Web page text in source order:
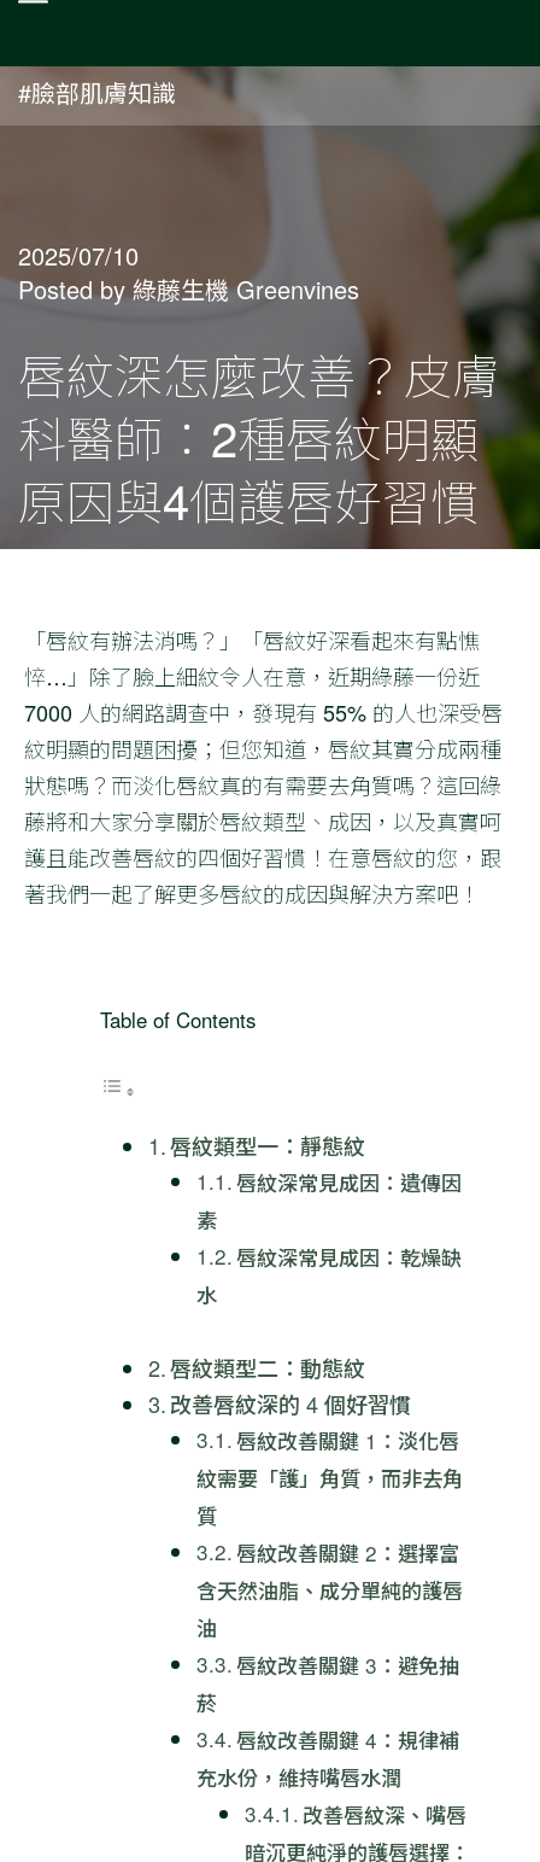
2025/07/10
Posted by 綠藤生機 Greenvines
#臉部肌膚知識
唇紋深怎麼改善？皮膚
科醫師：2種唇紋明顯
原因與4個護唇好習慣
「唇紋有辦法消嗎？」「唇紋好深看起來有點憔
悴…」除了臉上細紋令人在意，近期綠藤一份近
7000 人的網路調查中，發現有 55% 的人也深受唇
紋明顯的問題困擾；但您知道，唇紋其實分成兩種
狀態嗎？而淡化唇紋真的有需要去角質嗎？這回綠
藤將和大家分享關於唇紋類型、成因，以及真實呵
護且能改善唇紋的四個好習慣！在意唇紋的您，跟
著我們一起了解更多唇紋的成因與解決方案吧！
Table of Contents
唇紋類型一：靜態紋
唇紋深常見成因：遺傳因
素
唇紋深常見成因：乾燥缺
水
唇紋類型二：動態紋
改善唇紋深的 4 個好習慣
唇紋改善關鍵 1：淡化唇
紋需要「護」角質，而非去角
質
唇紋改善關鍵 2：選擇富
含天然油脂、成分單純的護唇
油
唇紋改善關鍵 3：避免抽
菸
唇紋改善關鍵 4：規律補
充水份，維持嘴唇水潤
改善唇紋深、嘴唇
暗沉更純淨的護唇選擇：